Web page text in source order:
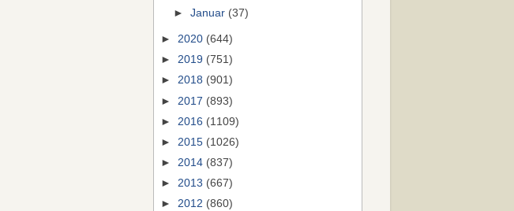
►Januar (37)
► 2020 (644)
► 2019 (751)
► 2018 (901)
► 2017 (893)
► 2016 (1109)
► 2015 (1026)
► 2014 (837)
► 2013 (667)
► 2012 (860)